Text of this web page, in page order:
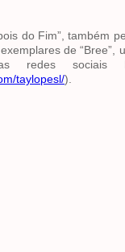
do Fim”, também
de “Bree”,
redes sociais
taylopesl/).